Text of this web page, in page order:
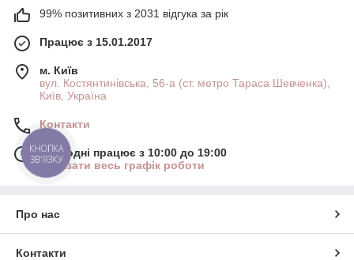
99% позитивних з 2031 відгука за рік
Працює з 15.01.2017
м. Київ
вул. Костянтинівська, 56-а (ст. метро Тараса Шевченка),
Київ, Україна
Контакти
Сьогодні працює з 10:00 до 19:00
Показати весь графік роботи
Про нас
Контакти
КНОПКА
ЗВ'ЯЗКУ